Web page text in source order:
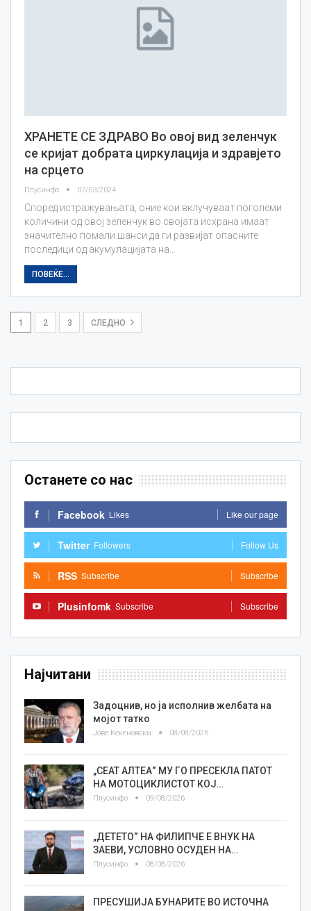
ХРАНЕТЕ СЕ ЗДРАВО Во овој вид зеленчук
се кријат добрата циркулација и здравјето
на срцето
Плусинфо 07/03/2024
Според истражувањата, оние кои вклучуваат поголеми
количини од овој зеленчук во својата исхрана имаат
значително помали шанси да ги развијат опасните
последици од акумулацијата на…
ПОВЕЌЕ...
1 2 3 СЛЕДНО
Останете со нас
Facebook Likes Like our page
Twitter Followers Follow Us
RSS Subscribe Subscribe
Plusinfomk Subscribe Subscribe
Најчитани
Задоцнив, но ја исполнив желбата на
мојот татко
Јове Кекеновски 08/08/2026
„СЕАТ АЛТЕА“ МУ ГО ПРЕСЕКЛА ПАТОТ
НА МОТОЦИКЛИСТОТ КОЈ…
Плусинфо 09/08/2026
„ДЕТЕТО“ НА ФИЛИПЧЕ Е ВНУК НА
ЗАЕВИ, УСЛОВНО ОСУДЕН НА…
Плусинфо 08/08/2026
ПРЕСУШИЈА БУНАРИТЕ ВО ИСТОЧНА